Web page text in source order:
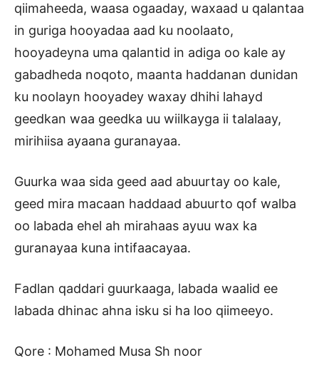
qiimaheeda, waasa ogaaday, waxaad u qalantaa
in guriga hooyadaa aad ku noolaato,
hooyadeyna uma qalantid in adiga oo kale ay
gabadheda noqoto, maanta haddanan dunidan
ku noolayn hooyadey waxay dhihi lahayd
geedkan waa geedka uu wiilkayga ii talalaay,
mirihiisa ayaana guranayaa.
Guurka waa sida geed aad abuurtay oo kale,
geed mira macaan haddaad abuurto qof walba
oo labada ehel ah mirahaas ayuu wax ka
guranayaa kuna intifaacayaa.
Fadlan qaddari guurkaaga, labada waalid ee
labada dhinac ahna isku si ha loo qiimeeyo.
Qore : Mohamed Musa Sh noor